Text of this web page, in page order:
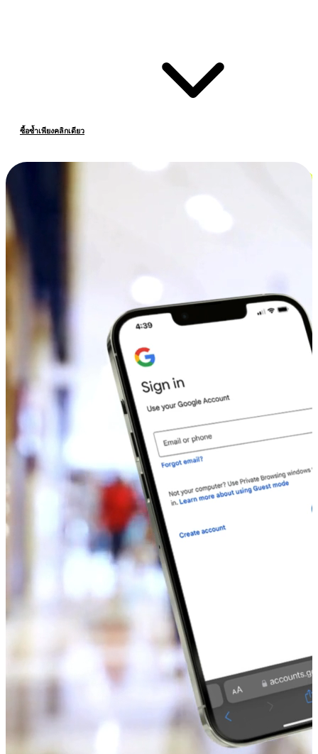
ซื้อซ้ำเพียงคลิกเดียว